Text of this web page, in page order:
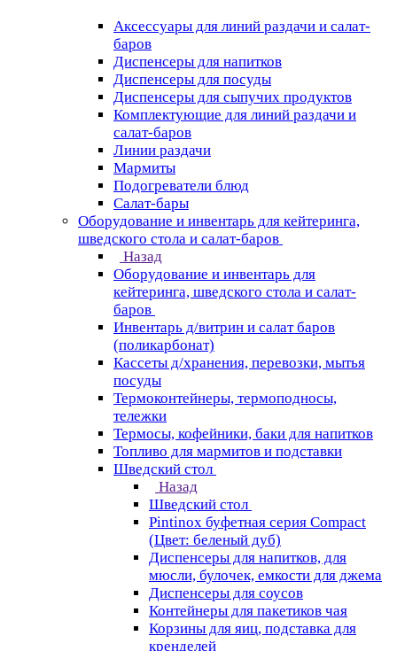
Аксессуары для линий раздачи и салат-
баров
Диспенсеры для напитков
Диспенсеры для посуды
Диспенсеры для сыпучих продуктов
Комплектующие для линий раздачи и
салат-баров
Линии раздачи
Мармиты
Подогреватели блюд
Салат-бары
Оборудование и инвентарь для кейтеринга,
шведского стола и салат-баров
Назад
Оборудование и инвентарь для
кейтеринга, шведского стола и салат-
баров
Инвентарь д/витрин и салат баров
(поликарбонат)
Кассеты д/хранения, перевозки, мытья
посуды
Термоконтейнеры, термоподносы,
тележки
Термосы, кофейники, баки для напитков
Топливо для мармитов и подставки
Шведский стол
Назад
Шведский стол
Pintinox буфетная серия Compact
(Цвет: беленый дуб)
Диспенсеры для напитков, для
мюсли, булочек, емкости для джема
Диспенсеры для соусов
Контейнеры для пакетиков чая
Корзины для яиц, подставка для
кренделей